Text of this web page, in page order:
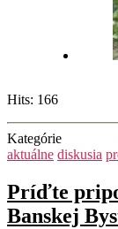
Hits: 166
Kategórie
aktuálne diskusia
Príďte
Banskej